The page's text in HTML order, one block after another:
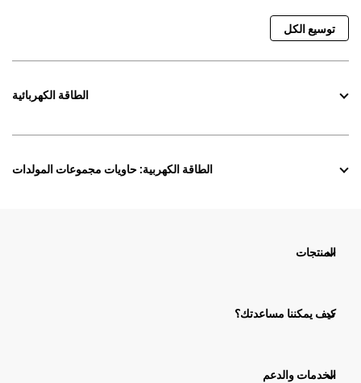
توسيع الكل
الطاقة الكهربائية
الطاقة الكهربية: حاويات مجموعات المولدات
المنتجات
كيف يمكننا مساعدتك؟
الخدمات والدعم